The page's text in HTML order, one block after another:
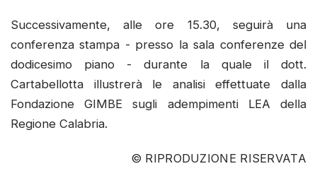
Successivamente, alle ore 15.30, seguirà una
conferenza stampa - presso la sala conferenze del
dodicesimo piano - durante la quale il dott.
Cartabellotta illustrerà le analisi effettuate dalla
Fondazione GIMBE sugli adempimenti LEA della
Regione Calabria.
© RIPRODUZIONE RISERVATA